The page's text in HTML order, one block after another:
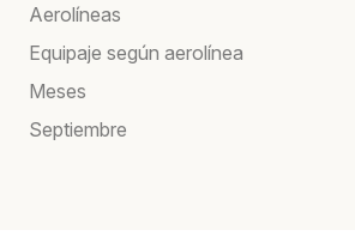
Aerolíneas
Equipaje según aerolínea
Meses
Septiembre